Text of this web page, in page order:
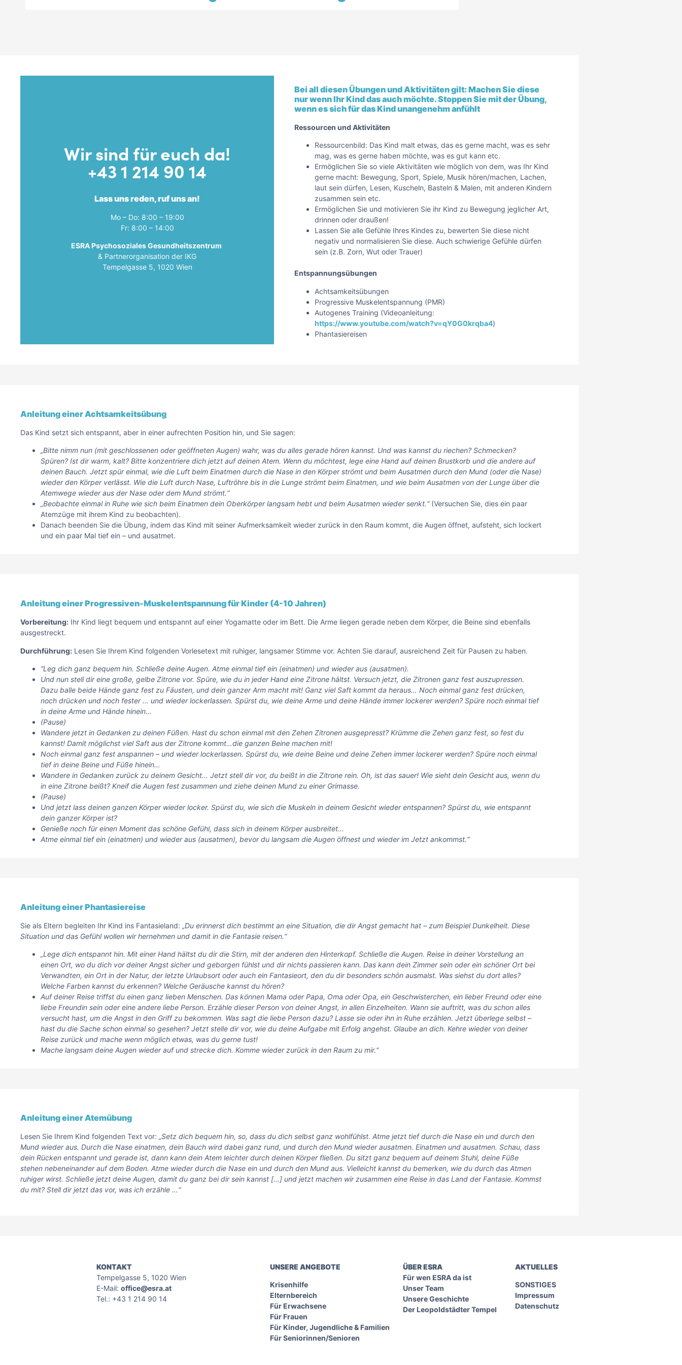
Wir sind für euch da!
+43 1 214 90 14
Lass uns reden, ruf uns an!
Mo – Do: 8:00 – 19:00
Fr: 8:00 – 14:00
ESRA Psychosoziales Gesundheitszentrum
& Partnerorganisation der IKG
Tempelgasse 5, 1020 Wien
Bei all diesen Übungen und Aktivitäten gilt: Machen Sie diese
nur wenn Ihr Kind das auch möchte. Stoppen Sie mit der Übung,
wenn es sich für das Kind unangenehm anfühlt
Ressourcen und Aktivitäten
Ressourcenbild: Das Kind malt etwas, das es gerne macht, was es sehr
mag, was es gerne haben möchte, was es gut kann etc.
Ermöglichen Sie so viele Aktivitäten wie möglich von dem, was Ihr Kind
gerne macht: Bewegung, Sport, Spiele, Musik hören/machen, Lachen,
laut sein dürfen, Lesen, Kuscheln, Basteln & Malen, mit anderen Kindern
zusammen sein etc.
Ermöglichen Sie und motivieren Sie ihr Kind zu Bewegung jeglicher Art,
drinnen oder draußen!
Lassen Sie alle Gefühle Ihres Kindes zu, bewerten Sie diese nicht
negativ und normalisieren Sie diese. Auch schwierige Gefühle dürfen
sein (z.B. Zorn, Wut oder Trauer)
Entspannungsübungen
Achtsamkeitsübungen
Progressive Muskelentspannung (PMR)
Autogenes Training (Videoanleitung:
https://www.youtube.com/watch?v=qY0G0krqba4)
Phantasiereisen
Anleitung einer Achtsamkeitsübung
Das Kind setzt sich entspannt, aber in einer aufrechten Position hin, und Sie sagen:
„Bitte nimm nun (mit geschlossenen oder geöffneten Augen) wahr, was du alles gerade hören kannst. Und was kannst du riechen? Schmecken?
Spüren? Ist dir warm, kalt? Bitte konzentriere dich jetzt auf deinen Atem. Wenn du möchtest, lege eine Hand auf deinen Brustkorb und die andere auf
deinen Bauch. Jetzt spür einmal, wie die Luft beim Einatmen durch die Nase in den Körper strömt und beim Ausatmen durch den Mund (oder die Nase)
wieder den Körper verlässt. Wie die Luft durch Nase, Luftröhre bis in die Lunge strömt beim Einatmen, und wie beim Ausatmen von der Lunge über die
Atemwege wieder aus der Nase oder dem Mund strömt.“
„Beobachte einmal in Ruhe wie sich beim Einatmen dein Oberkörper langsam hebt und beim Ausatmen wieder senkt.“(Versuchen Sie, dies ein paar
Atemzüge mit ihrem Kind zu beobachten).
Danach beenden Sie die Übung, indem das Kind mit seiner Aufmerksamkeit wieder zurück in den Raum kommt, die Augen öffnet, aufsteht, sich lockert
und ein paar Mal tief ein – und ausatmet.
Anleitung einer Progressiven-Muskelentspannung für Kinder (4-10 Jahren)
Vorbereitung: Ihr Kind liegt bequem und entspannt auf einer Yogamatte oder im Bett. Die Arme liegen gerade neben dem Körper, die Beine sind ebenfalls
ausgestreckt.
Durchführung: Lesen Sie Ihrem Kind folgenden Vorlesetext mit ruhiger, langsamer Stimme vor. Achten Sie darauf, ausreichend Zeit für Pausen zu haben.
“Leg dich ganz bequem hin. Schließe deine Augen. Atme einmal tief ein (einatmen) und wieder aus (ausatmen).
Und nun stell dir eine große, gelbe Zitrone vor. Spüre, wie du in jeder Hand eine Zitrone hältst. Versuch jetzt, die Zitronen ganz fest auszupressen.
Dazu balle beide Hände ganz fest zu Fäusten, und dein ganzer Arm macht mit! Ganz viel Saft kommt da heraus… Noch einmal ganz fest drücken,
noch drücken und noch fester … und wieder lockerlassen. Spürst du, wie deine Arme und deine Hände immer lockerer werden? Spüre noch einmal tief
in deine Arme und Hände hinein…
(Pause)
Wandere jetzt in Gedanken zu deinen Füßen. Hast du schon einmal mit den Zehen Zitronen ausgepresst? Krümme die Zehen ganz fest, so fest du
kannst! Damit möglichst viel Saft aus der Zitrone kommt…die ganzen Beine machen mit!
Noch einmal ganz fest anspannen – und wieder lockerlassen. Spürst du, wie deine Beine und deine Zehen immer lockerer werden? Spüre noch einmal
tief in deine Beine und Füße hinein…
Wandere in Gedanken zurück zu deinem Gesicht… Jetzt stell dir vor, du beißt in die Zitrone rein. Oh, ist das sauer! Wie sieht dein Gesicht aus, wenn du
in eine Zitrone beißt? Kneif die Augen fest zusammen und ziehe deinen Mund zu einer Grimasse.
(Pause)
Und jetzt lass deinen ganzen Körper wieder locker. Spürst du, wie sich die Muskeln in deinem Gesicht wieder entspannen? Spürst du, wie entspannt
dein ganzer Körper ist?
Genieße noch für einen Moment das schöne Gefühl, dass sich in deinem Körper ausbreitet…
Atme einmal tief ein (einatmen) und wieder aus (ausatmen), bevor du langsam die Augen öffnest und wieder im Jetzt ankommst.“
Anleitung einer Phantasiereise
Sie als Eltern begleiten Ihr Kind ins Fantasieland: „Du erinnerst dich bestimmt an eine Situation, die dir Angst gemacht hat – zum Beispiel Dunkelheit. Diese
Situation und das Gefühl wollen wir hernehmen und damit in die Fantasie reisen.“
„Lege dich entspannt hin. Mit einer Hand hältst du dir die Stirn, mit der anderen den Hinterkopf. Schließe die Augen. Reise in deiner Vorstellung an
einen Ort, wo du dich vor deiner Angst sicher und geborgen fühlst und dir nichts passieren kann. Das kann dein Zimmer sein oder ein schöner Ort bei
Verwandten, ein Ort in der Natur, der letzte Urlaubsort oder auch ein Fantasieort, den du dir besonders schön ausmalst. Was siehst du dort alles?
Welche Farben kannst du erkennen? Welche Geräusche kannst du hören?
Auf deiner Reise triffst du einen ganz lieben Menschen. Das können Mama oder Papa, Oma oder Opa, ein Geschwisterchen, ein lieber Freund oder eine
liebe Freundin sein oder eine andere liebe Person. Erzähle dieser Person von deiner Angst, in allen Einzelheiten. Wann sie auftritt, was du schon alles
versucht hast, um die Angst in den Griff zu bekommen. Was sagt die liebe Person dazu? Lasse sie oder ihn in Ruhe erzählen. Jetzt überlege selbst –
hast du die Sache schon einmal so gesehen? Jetzt stelle dir vor, wie du deine Aufgabe mit Erfolg angehst. Glaube an dich. Kehre wieder von deiner
Reise zurück und mache wenn möglich etwas, was du gerne tust!
Mache langsam deine Augen wieder auf und strecke dich. Komme wieder zurück in den Raum zu mir.“
Anleitung einer Atemübung
Lesen Sie Ihrem Kind folgenden Text vor: „Setz dich bequem hin, so, dass du dich selbst ganz wohlfühlst. Atme jetzt tief durch die Nase ein und durch den
Mund wieder aus. Durch die Nase einatmen, dein Bauch wird dabei ganz rund, und durch den Mund wieder ausatmen. Einatmen und ausatmen. Schau, dass
dein Rücken entspannt und gerade ist, dann kann dein Atem leichter durch deinen Körper fließen. Du sitzt ganz bequem auf deinem Stuhl, deine Füße
stehen nebeneinander auf dem Boden. Atme wieder durch die Nase ein und durch den Mund aus. Vielleicht kannst du bemerken, wie du durch das Atmen
ruhiger wirst. Schließe jetzt deine Augen, damit du ganz bei dir sein kannst […] und jetzt machen wir zusammen eine Reise in das Land der Fantasie. Kommst
du mit? Stell dir jetzt das vor, was ich erzähle …“
KONTAKT
Tempelgasse 5, 1020 Wien
E-Mail:office@esra.at
Tel.: +43 1 214 90 14
UNSERE ANGEBOTE
Krisenhilfe
Elternbereich
Für Erwachsene
Für Frauen
Für Kinder, Jugendliche & Familien
Für Seniorinnen/Senioren
ÜBER ESRA
Für wen ESRA da ist
Unser Team
Unsere Geschichte
Der Leopoldstädter Tempel
AKTUELLES
SONSTIGES
Impressum
Datenschutz